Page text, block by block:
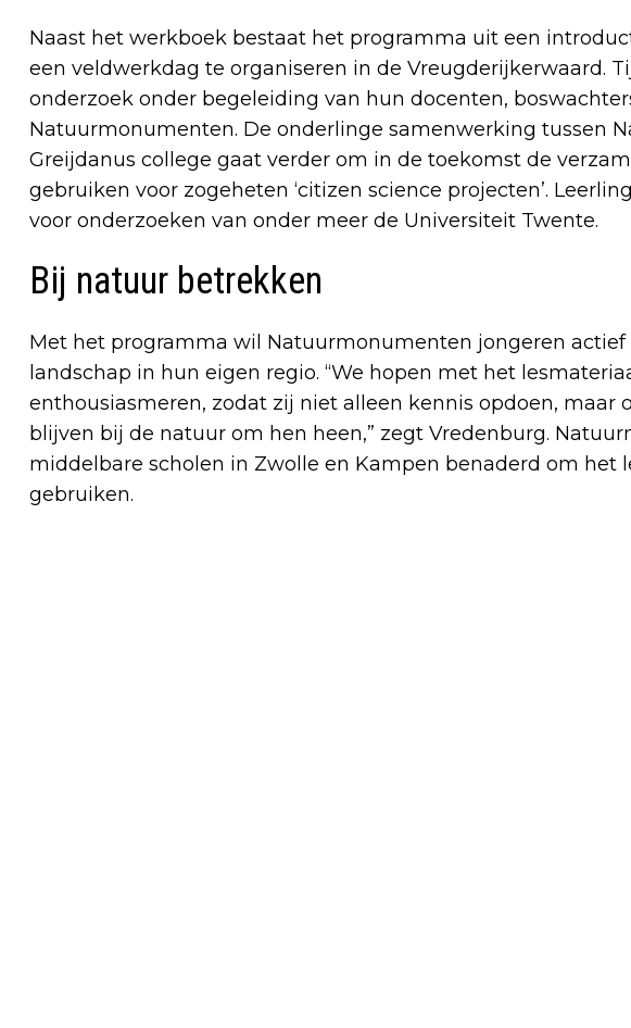
Naast het werkboek bestaat het programma uit een
een veldwerkdag te organiseren in de Vreugderijkerwaard.
onderzoek onder begeleiding van hun docenten,
Natuurmonumenten. De onderlinge samenwerking tussen
Greijdanus college gaat verder om in de toekomst de
gebruiken voor zogeheten ‘citizen science projecten’.
voor onderzoeken van onder meer de Universiteit Twente.
Bij natuur betrekken
Met het programma wil Natuurmonumenten jongeren
landschap in hun eigen regio. “We hopen met het
enthousiasmeren, zodat zij niet alleen kennis opdoen, maar
blijven bij de natuur om hen heen,” zegt Vredenburg.
middelbare scholen in Zwolle en Kampen benaderd om het
gebruiken.